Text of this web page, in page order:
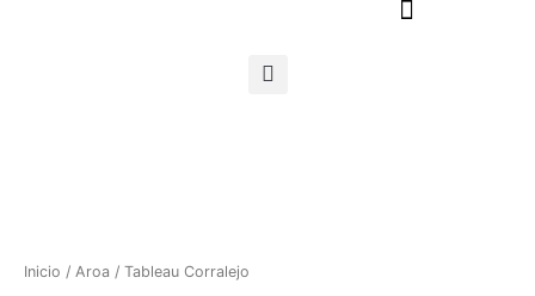
Inicio / Aroa / Tableau Corralejo